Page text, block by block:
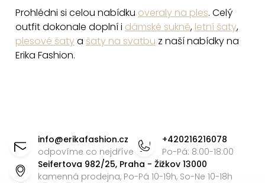
Prohlédni si celou nabídku overaly na ples. Celý
outfit dokonale doplní i dámské sukně, letní šaty,
plesové šatya šaty na svatbu z naší nabídky na
Erika Fashion.
info@erikafashion.cz
odpovíme co nejdříve
+420216216078
Po-Pá: 8:00-18:00
Seifertova 982/25, Praha - Žižkov 13000
kamenná prodejna, Po-Pá 10-19h, So-Ne 10-18h